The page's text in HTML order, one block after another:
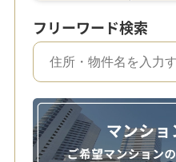
フリーワード検索